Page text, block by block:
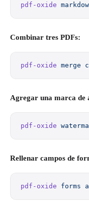
pdf-oxide
Combinar tres PDFs:
pdf-oxide merge
Agregar una marca de
pdf-oxide
Rellenar campos de
pdf-oxide forms